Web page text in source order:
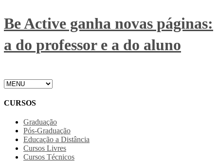
Be Active ganha novas páginas:
a do professor e a do aluno
CURSOS
Graduação
Pós-Graduação
Educação a Distância
Cursos Livres
Cursos Técnicos